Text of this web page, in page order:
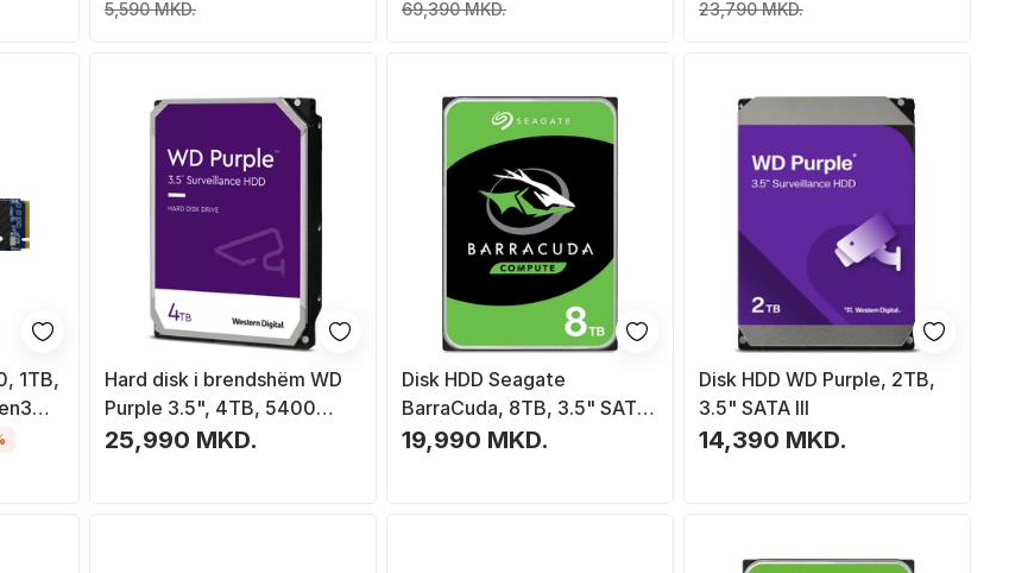
5,590 MKD. 69,390 MKD. 23,790 MKD.
1TB,
Hard disk i brendshëm WD
Purple 3.5", 4TB, 5400
RPM, SATA III
25,990 MKD.
Disk HDD Seagate
BarraCuda, 8TB, 3.5" SATA
III
19,990 MKD.
Disk HDD WD Purple, 2TB,
3.5" SATA III
14,390 MKD.